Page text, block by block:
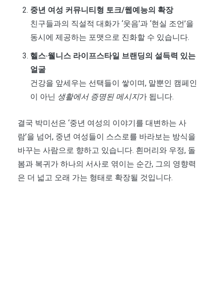
중년 여성 커뮤니티형 토크/웹예능의 확장
친구들과의 직설적 대화가 ‘웃음’과 ‘현실 조언’을
동시에 제공하는 포맷으로 진화할 수 있습니다.
헬스·웰니스 라이프스타일 브랜딩의 설득력 있는
얼굴
건강을 앞세우는 선택들이 쌓이며, 말뿐인 캠페인
이 아닌 생활에서 증명된 메시지가 됩니다.
결국 박미선은 ‘중년 여성의 이야기를 대변하는 사
람’을 넘어, 중년 여성들이 스스로를 바라보는 방식을
바꾸는 사람으로 향하고 있습니다. 흰머리와 우정, 돌
봄과 복귀가 하나의 서사로 엮이는 순간, 그의 영향력
은 더 넓고 오래 가는 형태로 확장될 것입니다.